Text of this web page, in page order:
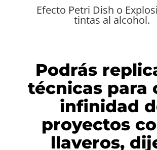
Efecto Petri Dish o
tintas al alcohol.
Podrás
técnicas para
infinidad
proyectos
llaveros,